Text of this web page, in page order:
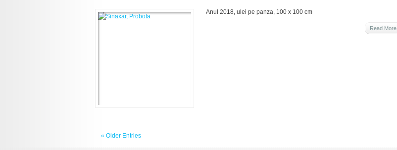
Anul 2018, ulei pe panza, 100 x 100 cm
Read More
« Older Entries